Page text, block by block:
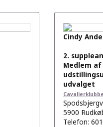
Cindy
2.
Medlem af
udvalget
5900
Telefon: